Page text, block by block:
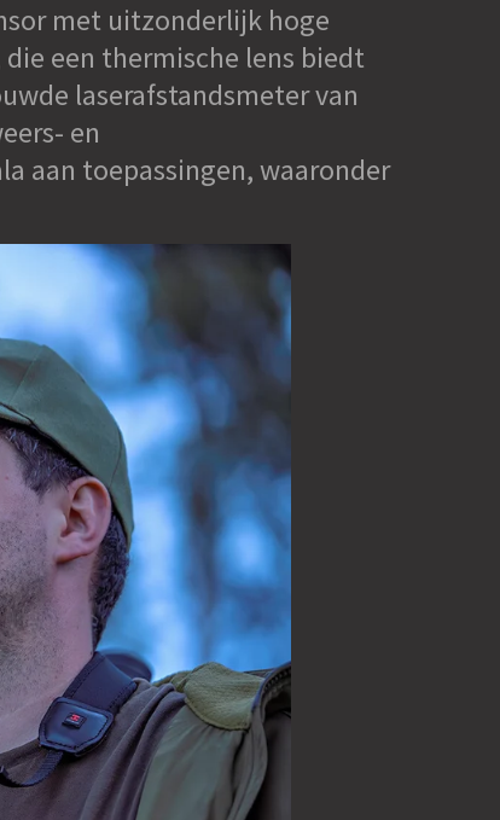
met uitzonderlijk hoge
een thermische lens biedt
laserafstandsmeter van
en
aan toepassingen, waaronder